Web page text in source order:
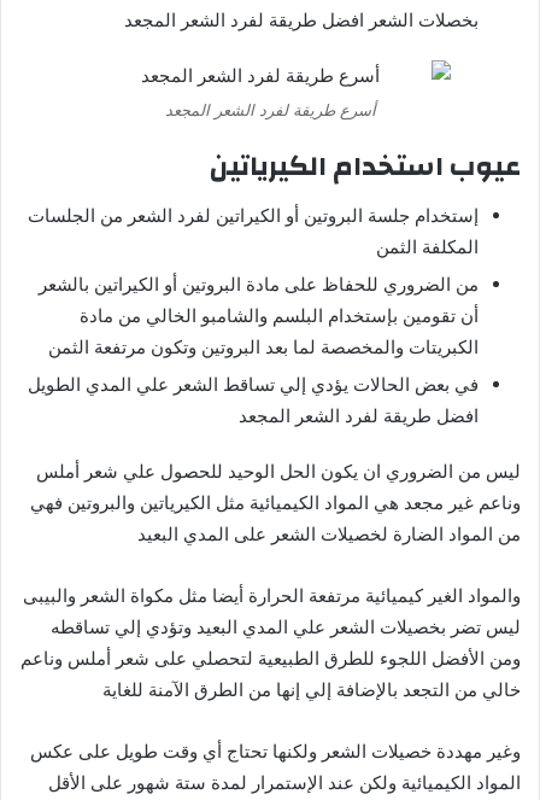
بخصلات الشعر افضل طريقة لفرد الشعر المجعد
أسرع طريقة لفرد الشعر المجعد
عيوب استخدام الكيرياتين
إستخدام جلسة البروتين أو الكيراتين لفرد الشعر من الجلسات
المكلفة الثمن
من الضروري للحفاظ على مادة البروتين أو الكيراتين بالشعر
أن تقومين بإستخدام البلسم والشامبو الخالي من مادة
الكبريتات والمخصصة لما بعد البروتين وتكون مرتفعة الثمن
في بعض الحالات يؤدي إلي تساقط الشعر علي المدي الطويل
افضل طريقة لفرد الشعر المجعد
ليس من الضروري ان يكون الحل الوحيد للحصول علي شعر أملس
وناعم غير مجعد هي المواد الكيميائية مثل الكيرياتين والبروتين فهي
من المواد الضارة لخصيلات الشعر على المدي البعيد
والمواد الغير كيميائية مرتفعة الحرارة أيضا مثل مكواة الشعر والبيبى
ليس تضر بخصيلات الشعر علي المدي البعيد وتؤدي إلي تساقطه
ومن الأفضل اللجوء للطرق الطبيعية لتحصلي على شعر أملس وناعم
خالي من التجعد بالإضافة إلي إنها من الطرق الآمنة للغاية
وغير مهددة خصيلات الشعر ولكنها تحتاج أي وقت طويل على عكس
المواد الكيميائية ولكن عند الإستمرار لمدة ستة شهور على الأقل